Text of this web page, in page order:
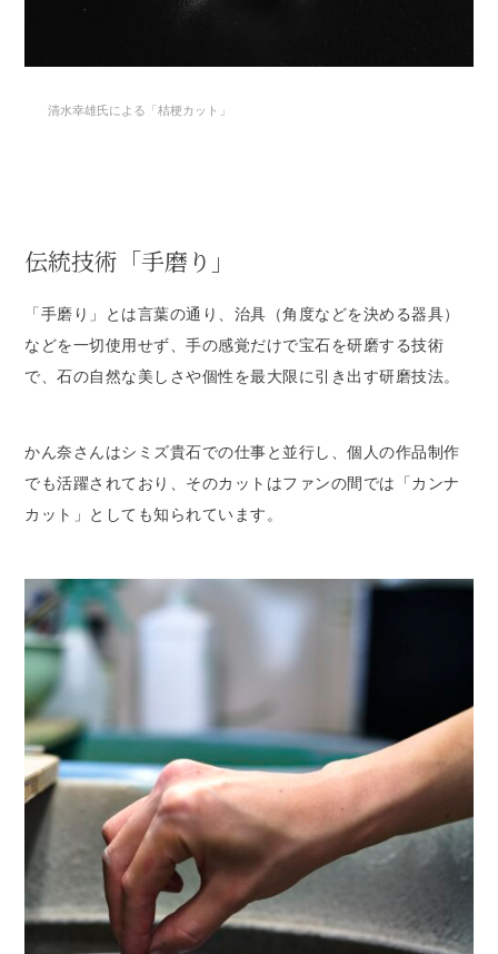
清水幸雄氏による「桔梗カット」
伝統技術「手磨り」
「手磨り」とは言葉の通り、治具（角度などを決める器具）
などを一切使用せず、手の感覚だけで宝石を研磨する技術
で、石の自然な美しさや個性を最大限に引き出す研磨技法。
かん奈さんはシミズ貴石での仕事と並行し、個人の作品制作
でも活躍されており、そのカットはファンの間では「カンナ
カット」としても知られています。